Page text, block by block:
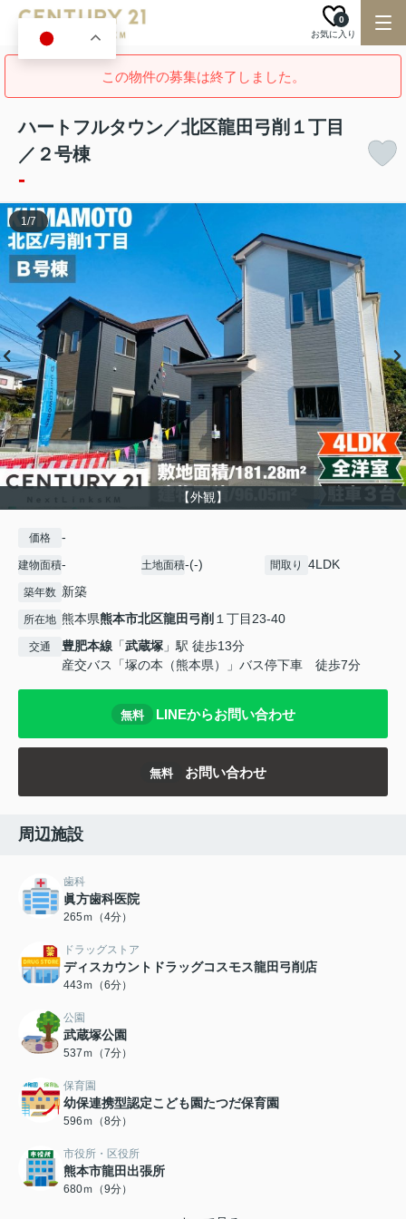
お気に入り
0
この物件の募集は終了しました。
ハートフルタウン／北区龍田弓削１丁目
／２号棟
-
【外観】
1/7
価格 -
建物面積- 土地面積-(-) 間取り 4LDK
築年数 新築
所在地 熊本県熊本市北区龍田弓削 １丁目23-40
交通 豊肥本線 「武蔵塚 」駅 徒歩13分
産交バス「塚の本（熊本県）」バス停下車 徒歩7分
無料 LINEからお問い合わせ
無料 お問い合わせ
周辺施設
歯科
眞方歯科医院
265ｍ（4分）
ドラッグストア
ディスカウントドラッグコスモス龍田弓削店
443ｍ（6分）
公園
武蔵塚公園
537ｍ（7分）
保育園
幼保連携型認定こども園たつだ保育園
596ｍ（8分）
市役所・区役所
熊本市龍田出張所
680ｍ（9分）